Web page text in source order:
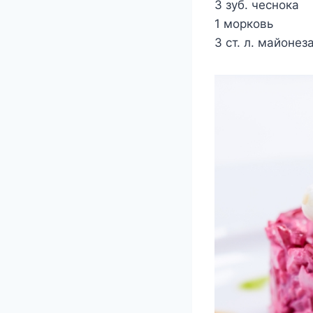
3 зуб. чеснока
1 морковь
3 ст. л.